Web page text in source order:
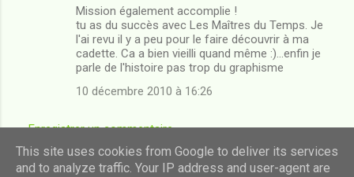
Mission également accomplie !
tu as du succès avec Les Maîtres du Temps. Je
l'ai revu il y a peu pour le faire découvrir à ma
cadette. Ca a bien vieilli quand même :)...enfin je
parle de l'histoire pas trop du graphisme
10 décembre 2010 à 16:26
Enregistrer un commentaire
This site uses cookies from Google to deliver its services
and to analyze traffic. Your IP address and user-agent are